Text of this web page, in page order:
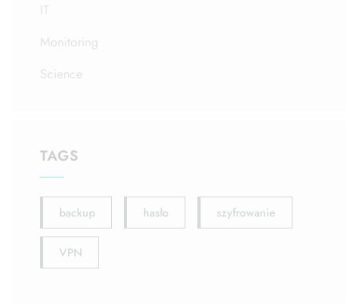
IT
Monitoring
Science
TAGS
backup hasło szyfrowanie
VPN